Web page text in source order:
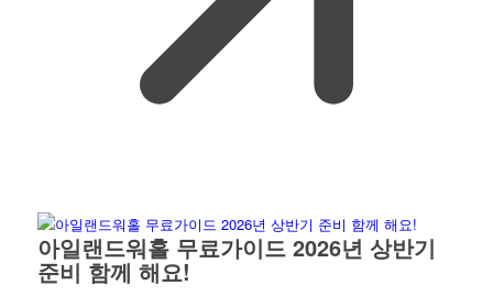
아일랜드워홀 무료가이드 2026년 상반기
준비 함께 해요!